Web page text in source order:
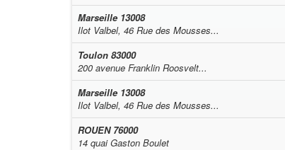
Marseille 13008
Ilot Valbel, 46 Rue des Mousses...
Toulon 83000
200 avenue Franklin Roosvelt...
Marseille 13008
Ilot Valbel, 46 Rue des Mousses...
ROUEN 76000
14 quai Gaston Boulet